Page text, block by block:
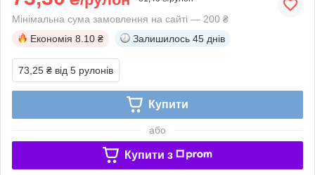
Мінімальна сума замовлення на сайті — 200 ₴
Економія 8.10 ₴ Залишилось 45 днів
73,25 ₴ від 5 рулонів
Купити
або
Купити з